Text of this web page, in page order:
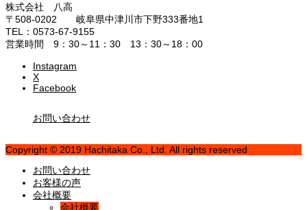
株式会社 八高
〒508-0202 岐阜県中津川市下野333番地1
TEL：0573-67-9155
営業時間 9：30～11：30 13：30～18：00
Instagram
X
Facebook
お問い合わせ
Copyright © 2019 Hachitaka Co., Ltd. All rights reserved
お問い合わせ
お客様の声
会社概要
会社概要